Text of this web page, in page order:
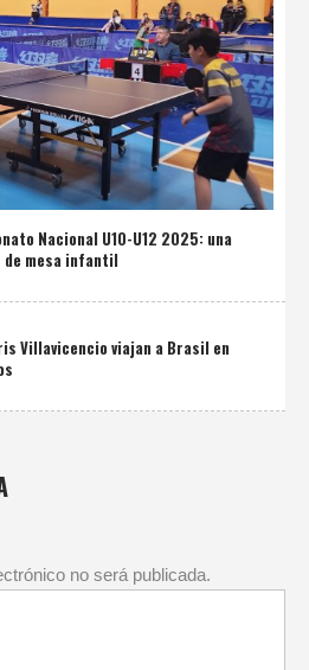
Nacional U10-U12 2025: una
mesa infantil
Villavicencio viajan a Brasil en
no será publicada.